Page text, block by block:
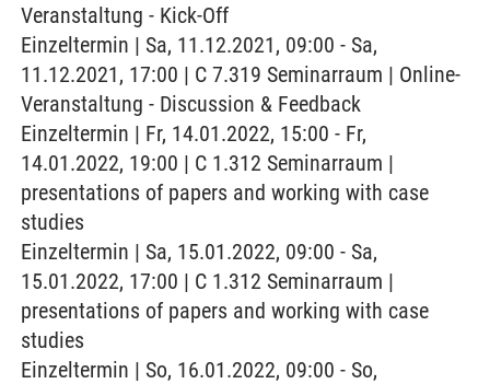
Veranstaltung - Kick-Off
Einzeltermin | Sa, 11.12.2021, 09:00 - Sa,
11.12.2021, 17:00 | C 7.319 Seminarraum | Online-
Veranstaltung - Discussion & Feedback
Einzeltermin | Fr, 14.01.2022, 15:00 - Fr,
14.01.2022, 19:00 | C 1.312 Seminarraum |
presentations of papers and working with case
studies
Einzeltermin | Sa, 15.01.2022, 09:00 - Sa,
15.01.2022, 17:00 | C 1.312 Seminarraum |
presentations of papers and working with case
studies
Einzeltermin | So, 16.01.2022, 09:00 - So,